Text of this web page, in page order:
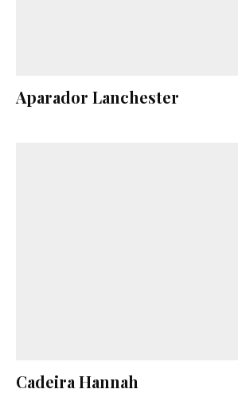
Aparador Lanchester
Cadeira Hannah